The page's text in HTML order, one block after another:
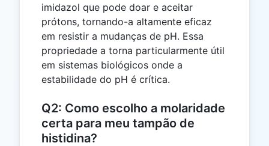
imidazol que pode doar e aceitar
prótons, tornando-a altamente eficaz
em resistir a mudanças de pH. Essa
propriedade a torna particularmente útil
em sistemas biológicos onde a
estabilidade do pH é crítica.
Q2: Como escolho a molaridade
certa para meu tampão de
histidina?